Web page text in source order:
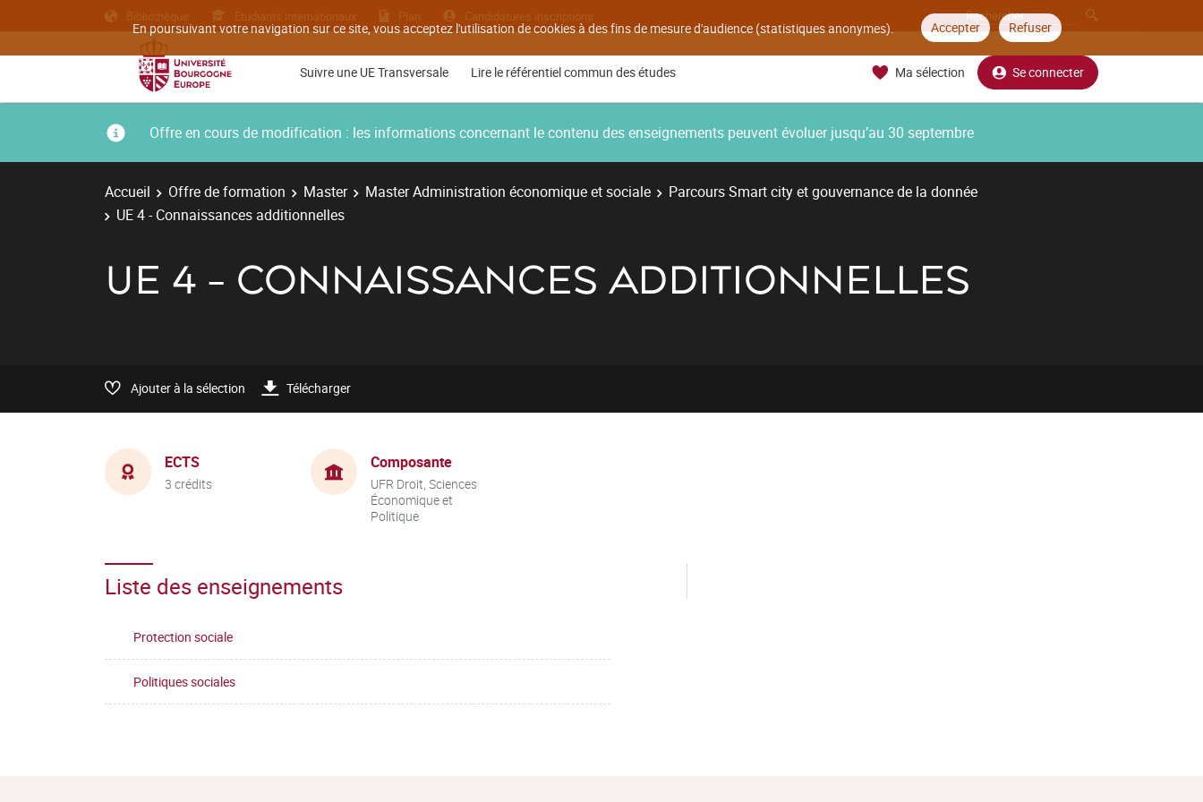
En poursuivant votre navigation sur ce site, vous acceptez l'utilisation de cookies à des fins de mesure d'audience (statistiques anonymes). Accepter Refuser
Bibliothèque Etudiants internationaux Plan Candidatures inscriptions
Suivre une UE Transversale Lire le référentiel commun des études Ma sélection Se connecter
Offre en cours de modification : les informations concernant le contenu des enseignements peuvent évoluer jusqu’au 30 septembre
Accueil Offre de formation Master Master Administration économique et sociale
Parcours Smart city et gouvernance de la donnée
UE 4 - Connaissances additionnelles
UE 4 - CONNAISSANCES ADDITIONNELLES
Ajouter à la sélection Télécharger
ECTS
3 crédits
Composante
UFR Droit, Sciences
Économique et
Politique
Liste des enseignements
Protection sociale
Politiques sociales